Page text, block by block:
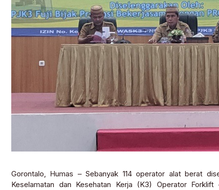
Gorontalo, Humas – Sebanyak 114 operator alat berat
Keselamatan dan Kesehatan Kerja (K3) Operator